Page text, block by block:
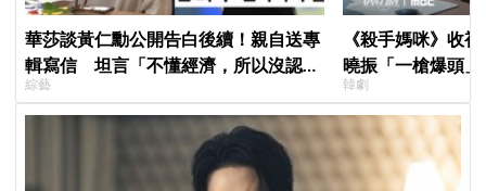
華莎談黃仁勳公開告白後續！親自送專
輯寫信 坦言「不懂經濟，所以沒認出
來」
綜藝
《殺手媽咪》收
曉振「一槍爆頭
韓劇